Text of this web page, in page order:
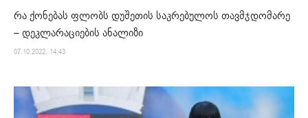
რა ქონებას ფლობს დუშეთის საკრებულოს თავმჯდომარე
– დეკლარაციების ანალიზი
07.10.2022. 14:43